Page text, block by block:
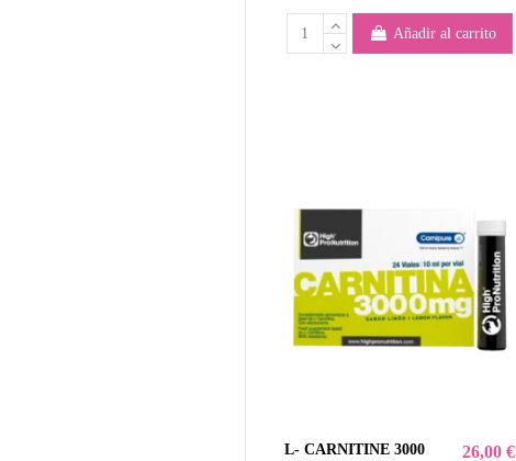
Añadir al carrito
L- CARNITINE 3000
26,00 €